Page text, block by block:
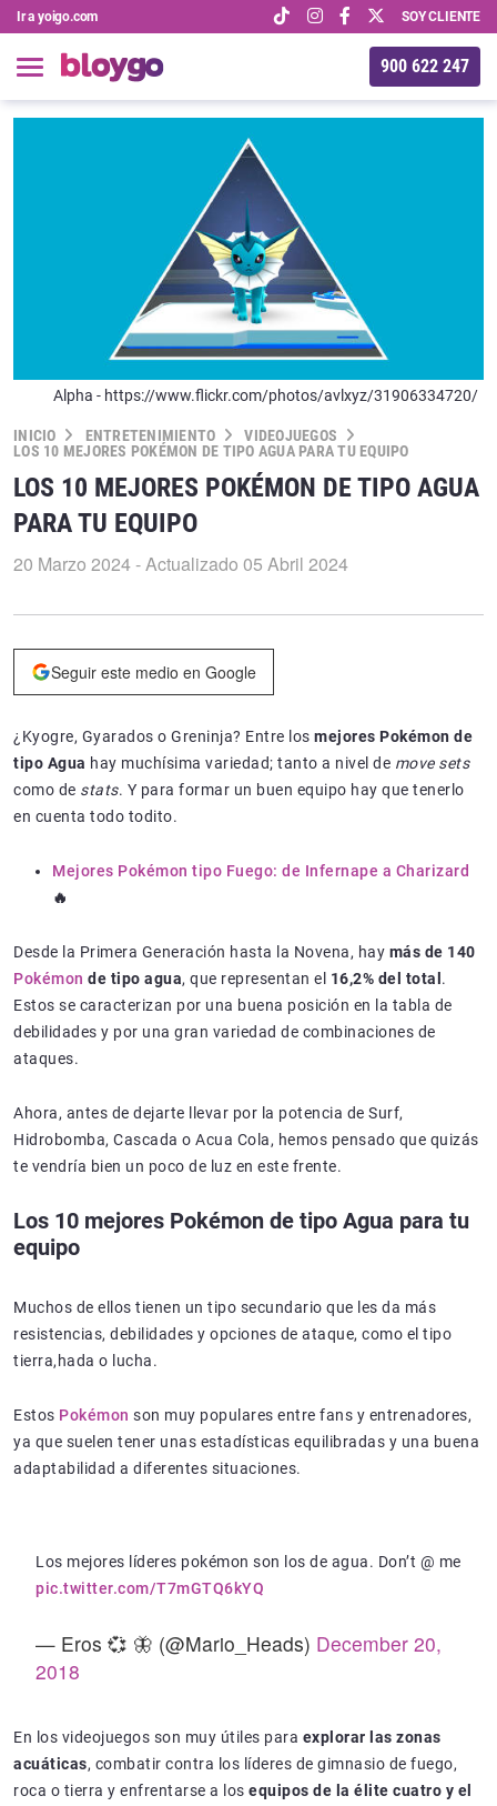
Ir a yoigo.com SOY CLIENTE
900 622 247
INICIO ENTRETENIMIENTO
VIDEOJUEGOS
LOS 10 MEJORES POKÉMON DE TIPO AGUA PARA TU EQUIPO
LOS 10 MEJORES POKÉMON DE TIPO AGUA
PARA TU EQUIPO
20 Marzo 2024 - Actualizado 05 Abril 2024
Alpha - https://www.flickr.com/photos/avlxyz/31906334720/
Seguir este medio en Google
¿Kyogre, Gyarados o Greninja? Entre los mejores Pokémon de
tipo Agua hay muchísima variedad; tanto a nivel de move sets
como de stats. Y para formar un buen equipo hay que tenerlo
en cuenta todo todito.
Mejores Pokémon tipo Fuego: de Infernape a Charizard
🔥
Desde la Primera Generación hasta la Novena, hay más de 140
Pokémon de tipo agua, que representan el 16,2% del total .
Estos se caracterizan por una buena posición en la tabla de
debilidades y por una gran variedad de combinaciones de
ataques.
Ahora, antes de dejarte llevar por la potencia de Surf,
Hidrobomba, Cascada o Acua Cola, hemos pensado que quizás
te vendría bien un poco de luz en este frente.
Los 10 mejores Pokémon de tipo Agua para tu
equipo
Muchos de ellos tienen un tipo secundario que les da más
resistencias, debilidades y opciones de ataque, como el tipo
tierra,hada o lucha.
Estos Pokémon son muy populares entre fans y entrenadores,
ya que suelen tener unas estadísticas equilibradas y una buena
adaptabilidad a diferentes situaciones.
Los mejores líderes pokémon son los de agua. Don’t @ me
pic.twitter.com/T7mGTQ6kYQ
— Eros 💞 🦋 (@Mario_Heads) December 20,
2018
En los videojuegos son muy útiles para explorar las zonas
acuáticas, combatir contra los líderes de gimnasio de fuego,
roca o tierra y enfrentarse a los equipos de la élite cuatro y el